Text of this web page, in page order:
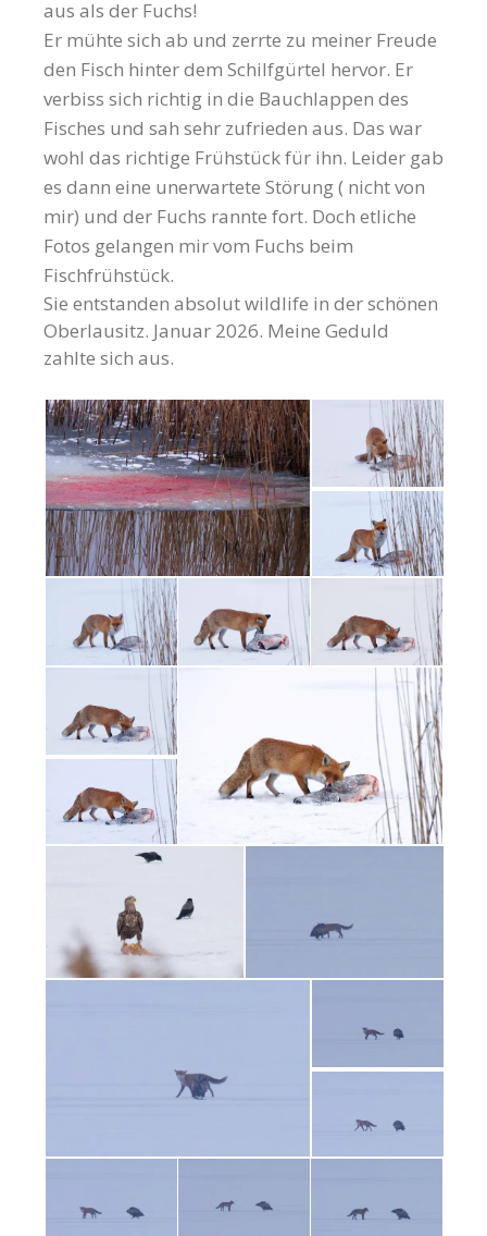
aus als der Fuchs!
Er mühte sich ab und zerrte zu meiner Freude
den Fisch hinter dem Schilfgürtel hervor. Er
verbiss sich richtig in die Bauchlappen des
Fisches und sah sehr zufrieden aus. Das war
wohl das richtige Frühstück für ihn. Leider gab
es dann eine unerwartete Störung ( nicht von
mir) und der Fuchs rannte fort. Doch etliche
Fotos gelangen mir vom Fuchs beim
Fischfrühstück.
Sie entstanden absolut wildlife in der schönen
Oberlausitz. Januar 2026. Meine Geduld
zahlte sich aus.